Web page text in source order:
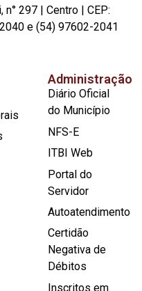
297 | Centro | CEP:
e (54) 97602-2041
Administração
Diário Oficial
do Município
NFS-E
ITBI Web
Portal do
Servidor
Autoatendimento
Certidão
Negativa de
Débitos
Inscritos em